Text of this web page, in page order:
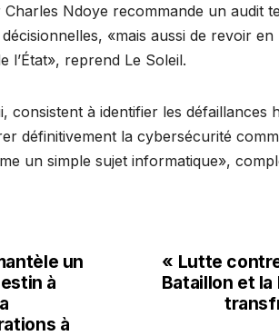
Ndoye recommande un audit
«mais aussi de revoir
l’État», reprend Le Soleil.
consistent à identifier les défaillances
définitivement la cybersécurité
un simple sujet informatique»,
« Lutte
Bataillon et la
un
à
à